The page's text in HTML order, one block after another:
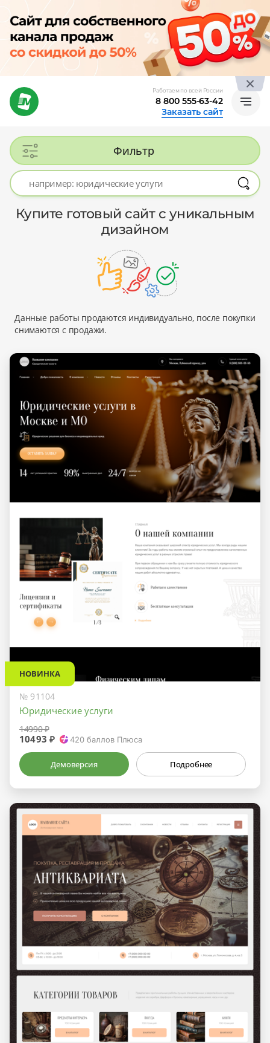
Работаем по всей России
8 800 555-63-42
Заказать сайт
Фильтр
Купите готовый сайт с уникальным
дизайном
Данные работы продаются индивидуально, после покупки
снимаются с продажи.
НОВИНКА
№ 91104
Юридические услуги
14990 ₽
10493 ₽ 420 баллов Плюса
Демоверсия Подробнее